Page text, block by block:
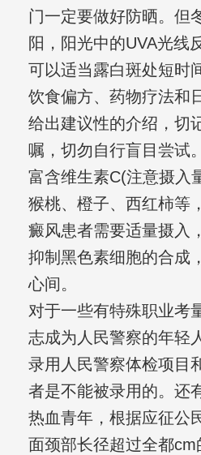
门一定要做好防晒。但
阳，阳光中的UVA光线
可以适当露白斑处短时
饮食偏方、药物疗法和
给出建议性的介绍，切
嘱，切勿自行盲目尝试
富含维生素C(注意摄入
猴桃、橙子、西红柿等
癜风患者需要适量摄入
抑制黑色素细胞的合成
心间。
对于一些有特殊职业考
志成为人民警察的年轻
录用人民警察体检项目
者是不能被录用的。还
热血青年，根据应征公
面颈部长径超过全都